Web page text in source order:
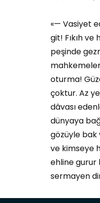
«— Vasiyet
git! Fıkıh
peşinde
oturma!
çoktur. Az
dâvası
dünyaya
gözüyle bak
ve kimseye
ehline gurur
sermayen